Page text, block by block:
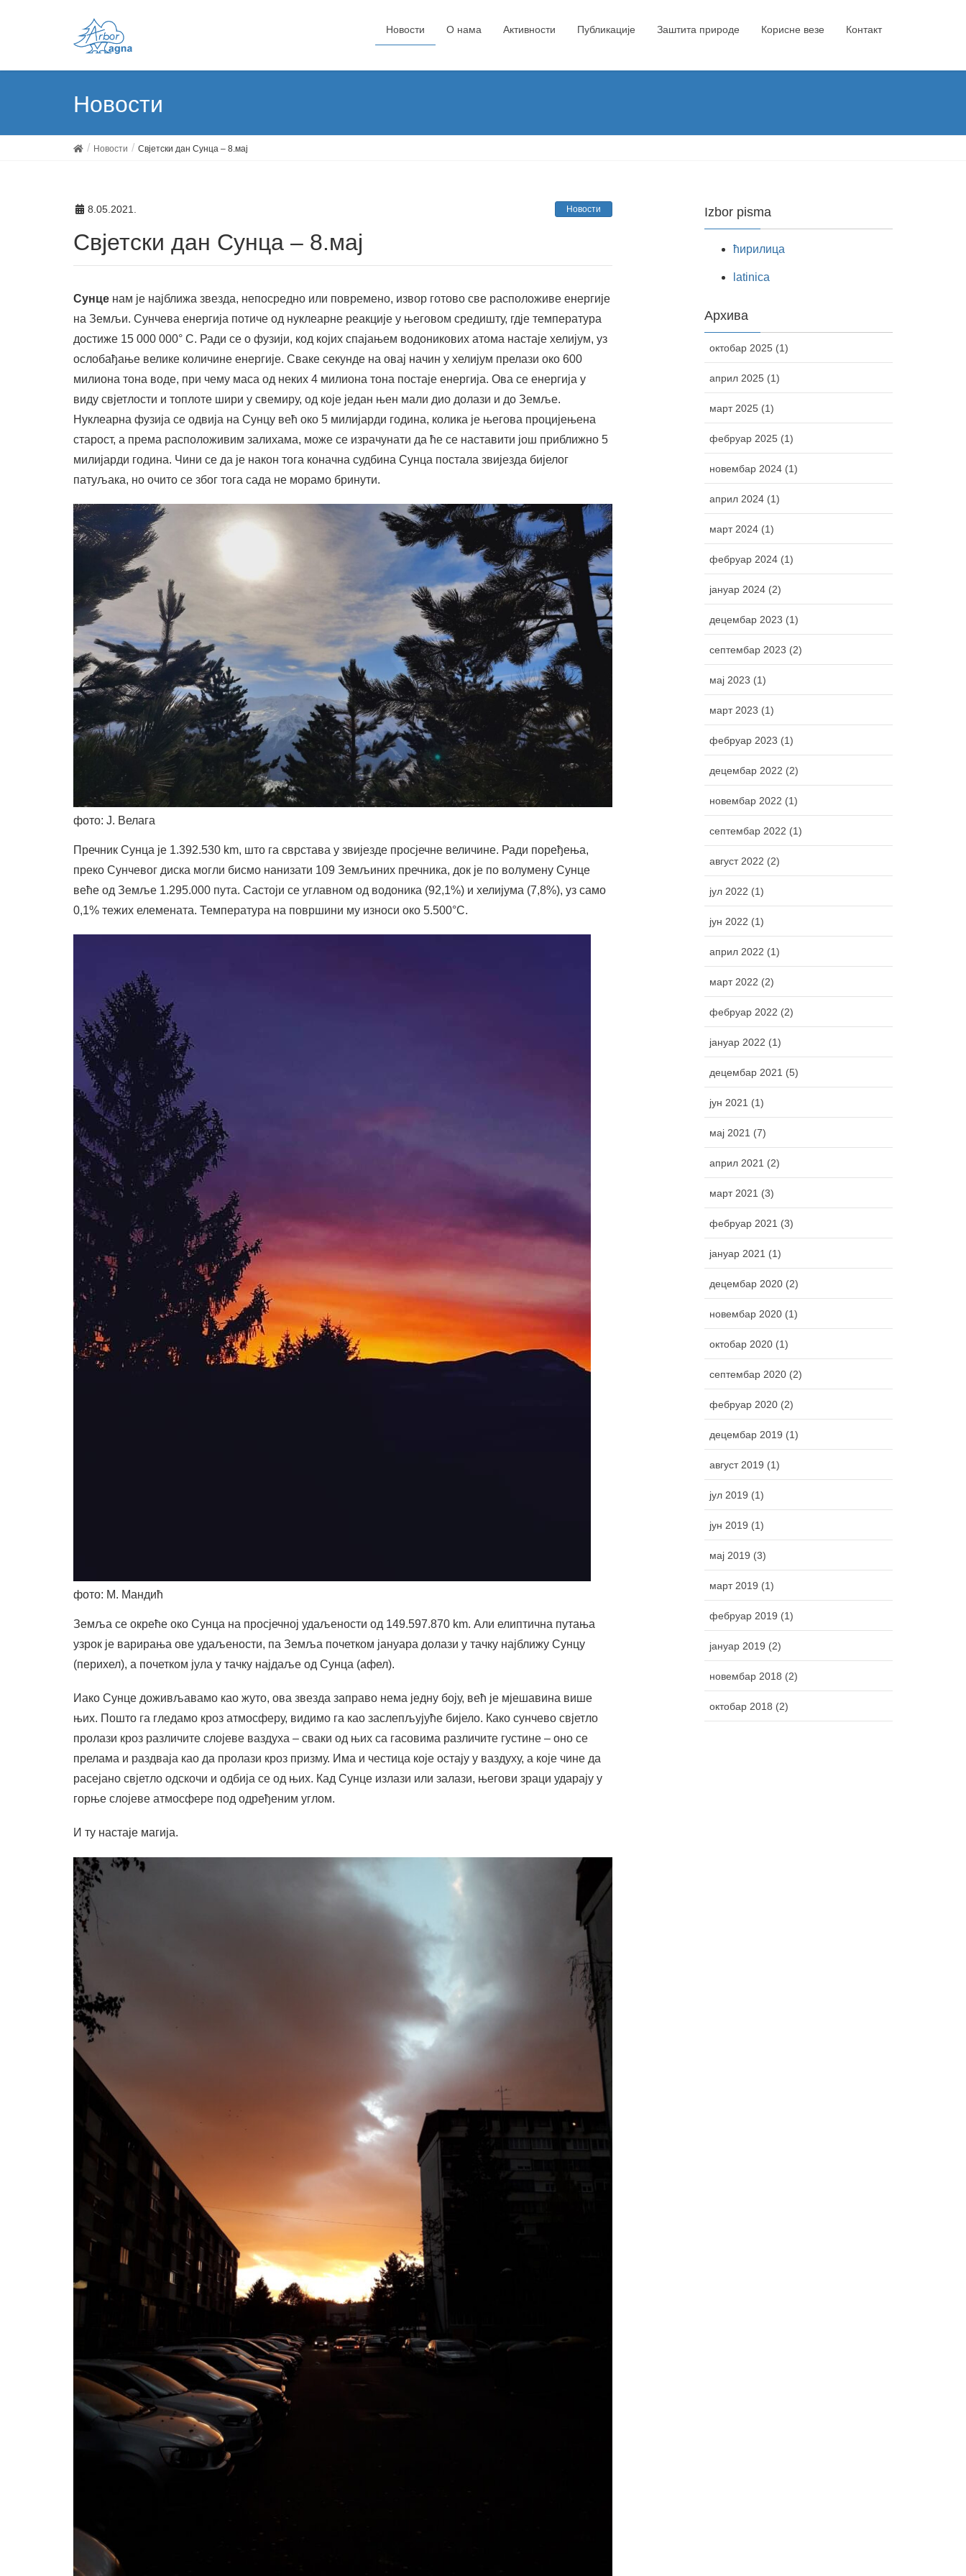
Новости О нама Активности Публикације Заштита природе Корисне везе Контакт
Новости
Новости Свјетски дан Сунца – 8.мај
8.05.2021. Новости
Свјетски дан Сунца – 8.мај
Сунце нам је најближа звезда, непосредно или повремено, извор готово све расположиве енергије
на Земљи. Сунчева енергија потиче од нуклеарне реакције у његовом средишту, гдје температура
достиже 15 000 000° C. Ради се о фузији, код којих спајањем водоникових атома настаје хелијум, уз
ослобађање велике количине енергије. Сваке секунде на овај начин у хелијум прелази око 600
милиона тона воде, при чему маса од неких 4 милиона тона постаје енергија. Ова се енергија у
виду свјетлости и топлоте шири у свемиру, од које један њен мали дио долази и до Земље.
Нуклеарна фузија се одвија на Сунцу већ око 5 милијарди година, колика је његова процијењена
старост, а према расположивим залихама, може се израчунати да ће се наставити још приближно 5
милијарди година. Чини се да је након тога коначна судбина Сунца постала звијезда бијелог
патуљака, но очито се због тога сада не морамо бринути.
фото: Ј. Велага
Пречник Сунца је 1.392.530 km, што га сврстава у звијезде просјечне величине. Ради поређења,
преко Сунчевог диска могли бисмо нанизати 109 Земљиних пречника, док је по волумену Сунце
веће од Земље 1.295.000 пута. Састоји се углавном од водоника (92,1%) и хелијума (7,8%), уз само
0,1% тежих елемената. Температура на површини му износи око 5.500°C.
фото: М. Мандић
Земља се окреће око Сунца на просјечној удаљености од 149.597.870 km. Али елиптична путања
узрок је варирања ове удаљености, па Земља почетком јануара долази у тачку најближу Сунцу
(перихел), а почетком јула у тачку најдаље од Сунца (афел).
Иако Сунце доживљавамо као жуто, ова звезда заправо нема једну боју, већ је мјешавина више
њих. Пошто га гледамо кроз атмосферу, видимо га као заслепљујуће бијело. Како сунчево свјетло
пролази кроз различите слојеве ваздуха – сваки од њих са гасовима различите густине – оно се
прелама и раздваја као да пролази кроз призму. Има и честица које остају у ваздуху, а које чине да
расејано свјетло одскочи и одбија се од њих. Кад Сунце излази или залази, његови зраци ударају у
горње слојеве атмосфере под одређеним углом.
И ту настаје магија.
Izbor pisma
ћирилица
latinica
Архива
октобар 2025 (1)
април 2025 (1)
март 2025 (1)
фебруар 2025 (1)
новембар 2024 (1)
април 2024 (1)
март 2024 (1)
фебруар 2024 (1)
јануар 2024 (2)
децембар 2023 (1)
септембар 2023 (2)
мај 2023 (1)
март 2023 (1)
фебруар 2023 (1)
децембар 2022 (2)
новембар 2022 (1)
септембар 2022 (1)
август 2022 (2)
јул 2022 (1)
јун 2022 (1)
април 2022 (1)
март 2022 (2)
фебруар 2022 (2)
јануар 2022 (1)
децембар 2021 (5)
јун 2021 (1)
мај 2021 (7)
април 2021 (2)
март 2021 (3)
фебруар 2021 (3)
јануар 2021 (1)
децембар 2020 (2)
новембар 2020 (1)
октобар 2020 (1)
септембар 2020 (2)
фебруар 2020 (2)
децембар 2019 (1)
август 2019 (1)
јул 2019 (1)
јун 2019 (1)
мај 2019 (3)
март 2019 (1)
фебруар 2019 (1)
јануар 2019 (2)
новембар 2018 (2)
октобар 2018 (2)